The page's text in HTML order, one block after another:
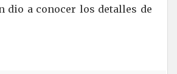
dio a conocer los detalles de